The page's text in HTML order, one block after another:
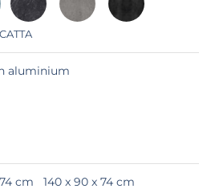
aluminium
cm
140 x 90 x 74 cm